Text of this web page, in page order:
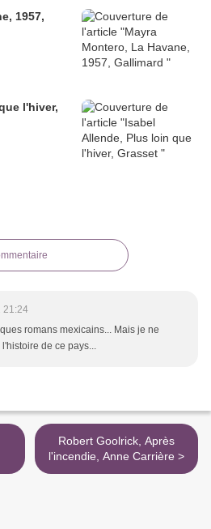
1957,
l'hiver,
21:24
romans mexicains... Mais je ne
de ce pays...
Robert Goolrick, Après
l'incendie, Anne Carrière >